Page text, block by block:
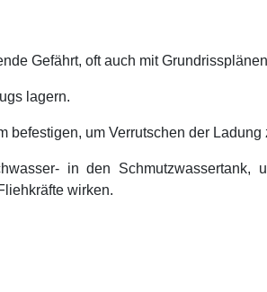
Gefährt, oft auch mit
lagern.
befestigen, um Verrutschen der Ladung
in den
wirken.